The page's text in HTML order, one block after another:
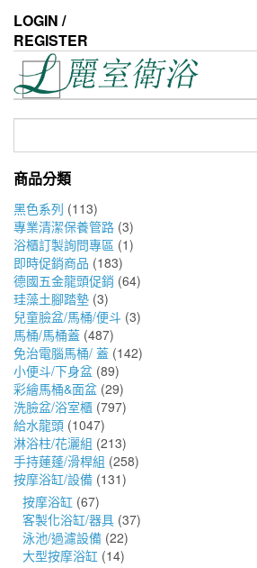
the
content
LOGIN /
REGISTER
鍵
商品分類
黑色系列 (113)
專業清潔保養管路 (3)
浴櫃訂製詢問專區 (1)
即時促銷商品 (183)
德國五金龍頭促銷 (64)
珪藻土腳踏墊 (3)
兒童臉盆/馬桶/便斗 (3)
馬桶/馬桶蓋 (487)
免治電腦馬桶/ 蓋 (142)
小便斗/下身盆 (89)
彩繪馬桶&面盆 (29)
洗臉盆/浴室櫃 (797)
給水龍頭 (1047)
淋浴柱/花灑組 (213)
手持蓮蓬/滑桿組 (258)
按摩浴缸/設備 (131)
按摩浴缸 (67)
客製化浴缸/器具 (37)
泳池/過濾設備 (22)
大型按摩浴缸 (14)